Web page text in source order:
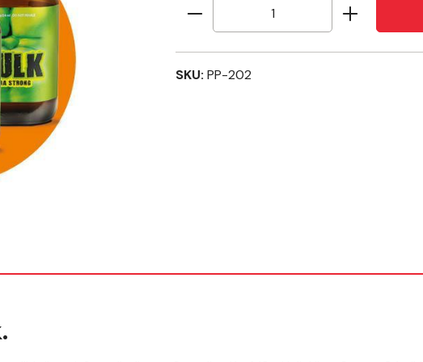
Produkt Anzahl: Gib den
SKU: PP-202